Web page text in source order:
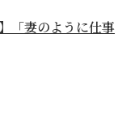
「妻のように仕事